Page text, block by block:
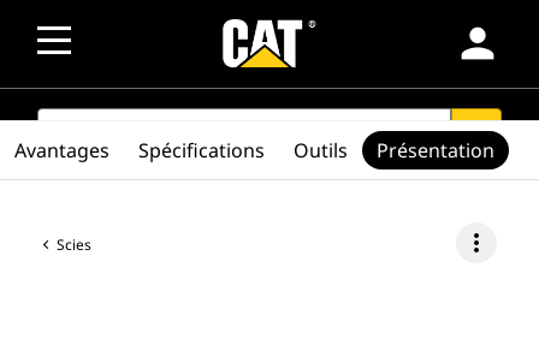
person
SEARCH search
Scies more_vert
Avantages Spécifications Outils Présentation